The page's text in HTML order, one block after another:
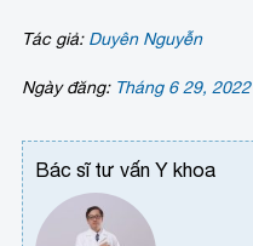
Tác giả: Duyên Nguyễn
Ngày đăng: Tháng 6 29, 2022
Bác sĩ tư vấn Y khoa